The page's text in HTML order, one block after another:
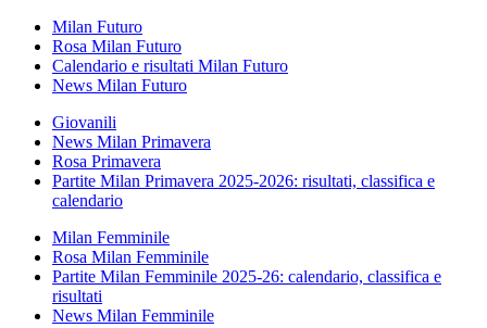
Milan Futuro
Rosa Milan Futuro
Calendario e risultati Milan Futuro
News Milan Futuro
Giovanili
News Milan Primavera
Rosa Primavera
Partite Milan Primavera 2025-2026: risultati, classifica e
calendario
Milan Femminile
Rosa Milan Femminile
Partite Milan Femminile 2025-26: calendario, classifica e
risultati
News Milan Femminile